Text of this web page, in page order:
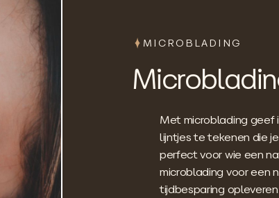
MICROBLADING
Met microblading geef
lijntjes te tekenen die
perfect voor wie een
microblading voor een
tijdbesparing